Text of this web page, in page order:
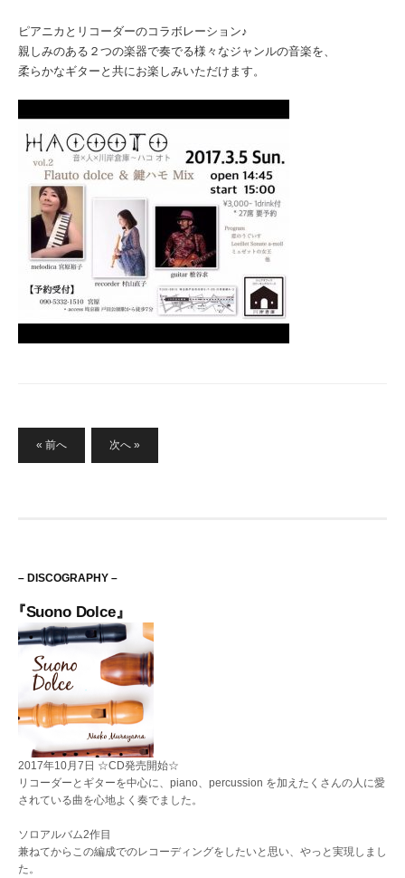
ピアニカとリコーダーのコラボレーション♪
親しみのある２つの楽器で奏でる様々なジャンルの音楽を、
柔らかなギターと共にお楽しみいただけます。
稿
り
« 前へ 次へ »
– DISCOGRAPHY –
Suono Dolce』
2017年10月7日 ☆CD発売開始☆
リコーダーとギターを中心に、piano、percussion を加えたくさんの人に愛
されている曲を心地よく奏でました。
ソロアルバム2作目
兼ねてからこの編成でのレコーディングをしたいと思い、やっと実現しまし
た。